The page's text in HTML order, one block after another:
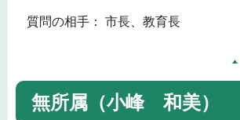
質問の相手： 市長、教育長
無所属（小峰 和美）